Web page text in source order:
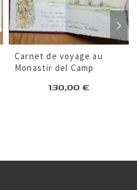
Carnet de voyage au
Monastir del Camp
130,00 €